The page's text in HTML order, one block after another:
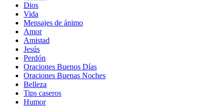
Dios
Vida
Mensajes de ánimo
Amor
Amistad
Jesús
Perdón
Oraciones Buenos Días
Oraciones Buenas Noches
Belleza
Tips caseros
Humor